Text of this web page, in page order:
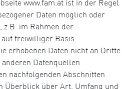
www.fam.at ist in der Regel
Daten möglich oder
im Rahmen der
auf freiwilliger Basis.
erhobenen Daten nicht an Dritte
Datenquellen
nachfolgenden Abschnitten
Überblick über Art, Umfang und